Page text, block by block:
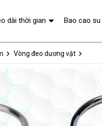
Vòng đeo dương vật
dài thời gian Bao cao su